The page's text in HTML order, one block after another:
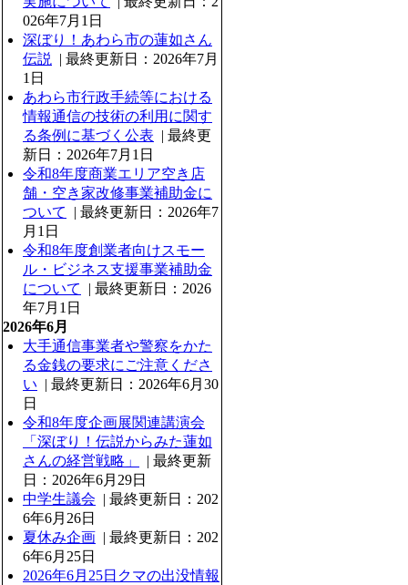
026年7月1日
深ぼり！あわら市の蓮如さん
伝説
| 最終更新日：2026年7月
1日
あわら市行政手続等における
情報通信の技術の利用に関す
る条例に基づく公表 | 最終更
新日：2026年7月1日
令和8年度商業エリア空き店
舗・空き家改修事業補助金に
ついて
| 最終更新日：2026年7
月1日
令和8年度創業者向けスモー
ル・ビジネス支援事業補助金
について
| 最終更新日：2026
年7月1日
2026年6月
大手通信事業者や警察をかた
る金銭の要求にご注意くださ
い | 最終更新日：2026年6月30
日
令和8年度企画展関連講演会
「深ぼり！伝説からみた蓮如
さんの経営戦略」
| 最終更新
日：2026年6月29日
中学生議会 | 最終更新日：202
6年6月26日
夏休み企画 | 最終更新日：202
6年6月25日
2026年6月25日クマの出没情報